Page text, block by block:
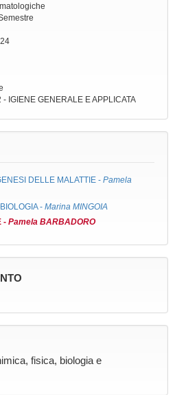
- IGIENE GENERALE E APPLICATA
DELLE MALATTIE - Pamela
- Marina MINGOIA
- Pamela BARBADORO
fisica, biologia e